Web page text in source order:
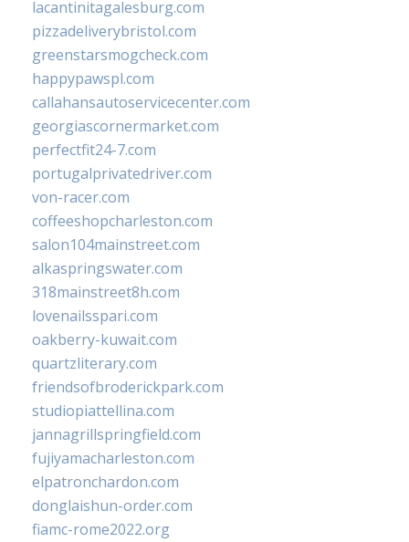
lacantinitagalesburg.com
pizzadeliverybristol.com
greenstarsmogcheck.com
happypawspl.com
callahansautoservicecenter.com
georgiascornermarket.com
perfectfit24-7.com
portugalprivatedriver.com
von-racer.com
coffeeshopcharleston.com
salon104mainstreet.com
alkaspringswater.com
318mainstreet8h.com
lovenailsspari.com
oakberry-kuwait.com
quartzliterary.com
friendsofbroderickpark.com
studiopiattellina.com
jannagrillspringfield.com
fujiyamacharleston.com
elpatronchardon.com
donglaishun-order.com
fiamc-rome2022.org